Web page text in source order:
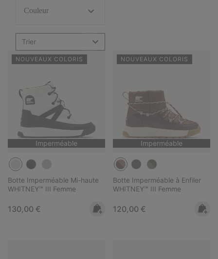
Couleur
Trier
NOUVEAUX COLORIS
Imperméable
Botte Imperméable Mi-haute
WHITNEY™ III Femme
Regular price:
130,00 €
NOUVEAUX COLORIS
Imperméable
Botte Imperméable à Enfiler
WHITNEY™ III Femme
Regular price:
120,00 €